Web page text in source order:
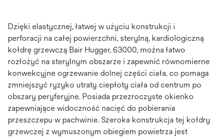
Dzięki elastycznej, łatwej w użyciu konstrukcji i
perforacji na całej powierzchni, sterylną, kardiologiczną
kołdrę grzewczą Bair Hugger, 63000, można łatwo
rozłożyć na sterylnym obszarze i zapewnić równomierne
konwekcyjne ogrzewanie dolnej części ciała, co pomaga
zmniejszyć ryzyko utraty ciepłoty ciała od centrum po
obszary peryferyjne. Posiada przezroczyste okienko
zapewniające widoczność nacięć do pobierania
przeszczepu w pachwinie. Szeroka konstrukcja tej kołdry
grzewczej z wymuszonym obiegiem powietrza jest